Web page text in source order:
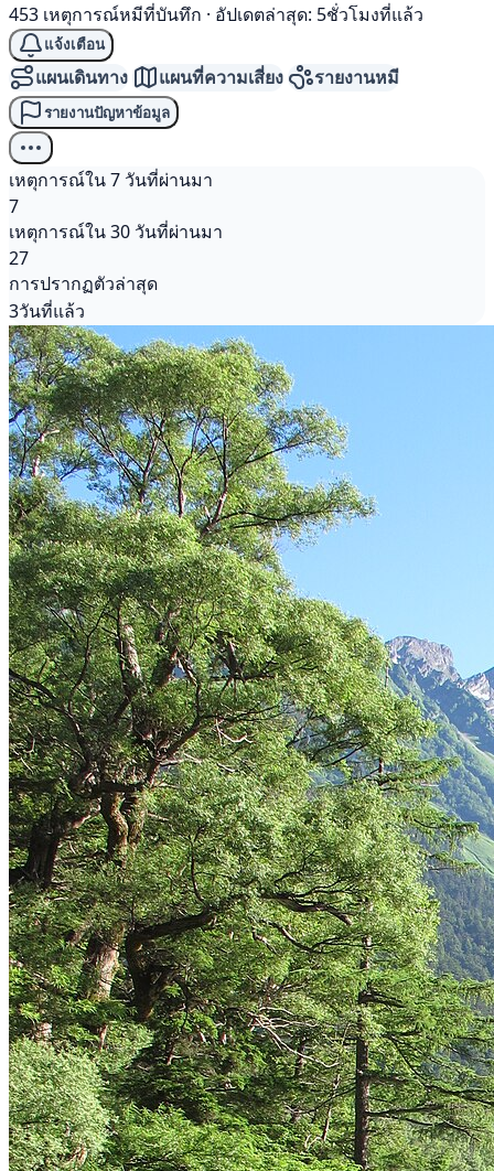
453 เหตุการณ์หมีที่บันทึก · อัปเดตล่าสุด: 5ชั่วโมงที่แล้ว
แจ้งเตือน
แผนเดินทาง แผนที่ความเสี่ยง รายงานหมี
รายงานปัญหาข้อมูล
เหตุการณ์ใน 7 วันที่ผ่านมา
7
เหตุการณ์ใน 30 วันที่ผ่านมา
27
การปรากฏตัวล่าสุด
3วันที่แล้ว